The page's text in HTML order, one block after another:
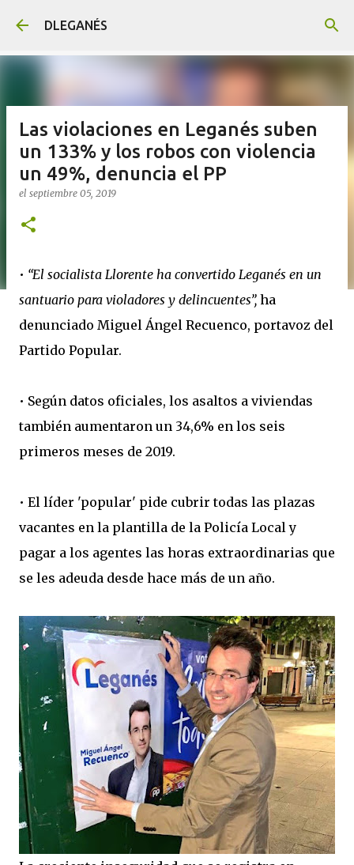
DLEGANÉS
Las violaciones en Leganés suben
un 133% y los robos con violencia
un 49%, denuncia el PP
el septiembre 05, 2019
• “El socialista Llorente ha convertido Leganés en un
santuario para violadores y delincuentes”, ha
denunciado Miguel Ángel Recuenco, portavoz del
Partido Popular.
• Según datos oficiales, los asaltos a viviendas
también aumentaron un 34,6% en los seis
primeros meses de 2019.
• El líder 'popular' pide cubrir todas las plazas
vacantes en la plantilla de la Policía Local y
pagar a los agentes las horas extraordinarias que
se les adeuda desde hace más de un año.